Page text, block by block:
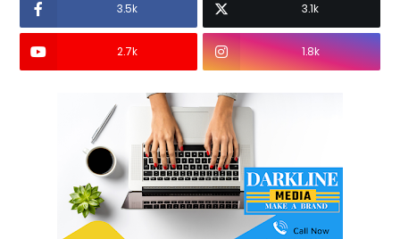
3.5k 3.1k
2.7k 1.8k